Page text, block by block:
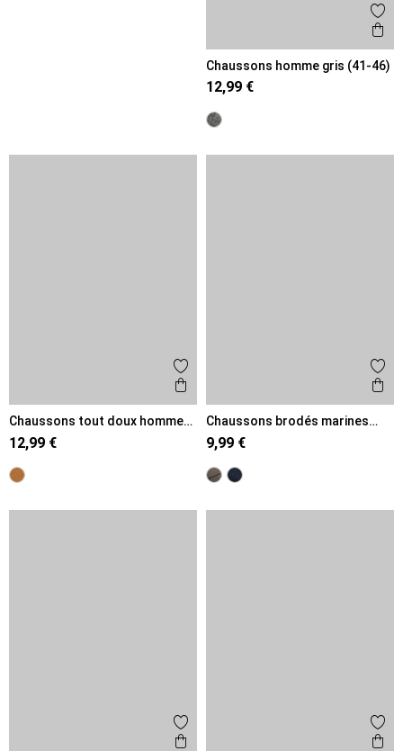
Chaussons homme gris (41-46)
12,99 €
Ajouter aux favoris
Aperçu rapide
Chaussons tout doux homme
(41-46)
12,99 €
Chaussons brodés marines
homme (40-46)
9,99 €
Ajouter aux favoris
Aperçu rapide